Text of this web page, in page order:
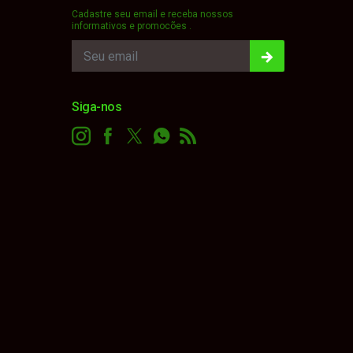
Cadastre seu email e receba nossos
informativos e promocões .
Siga-nos